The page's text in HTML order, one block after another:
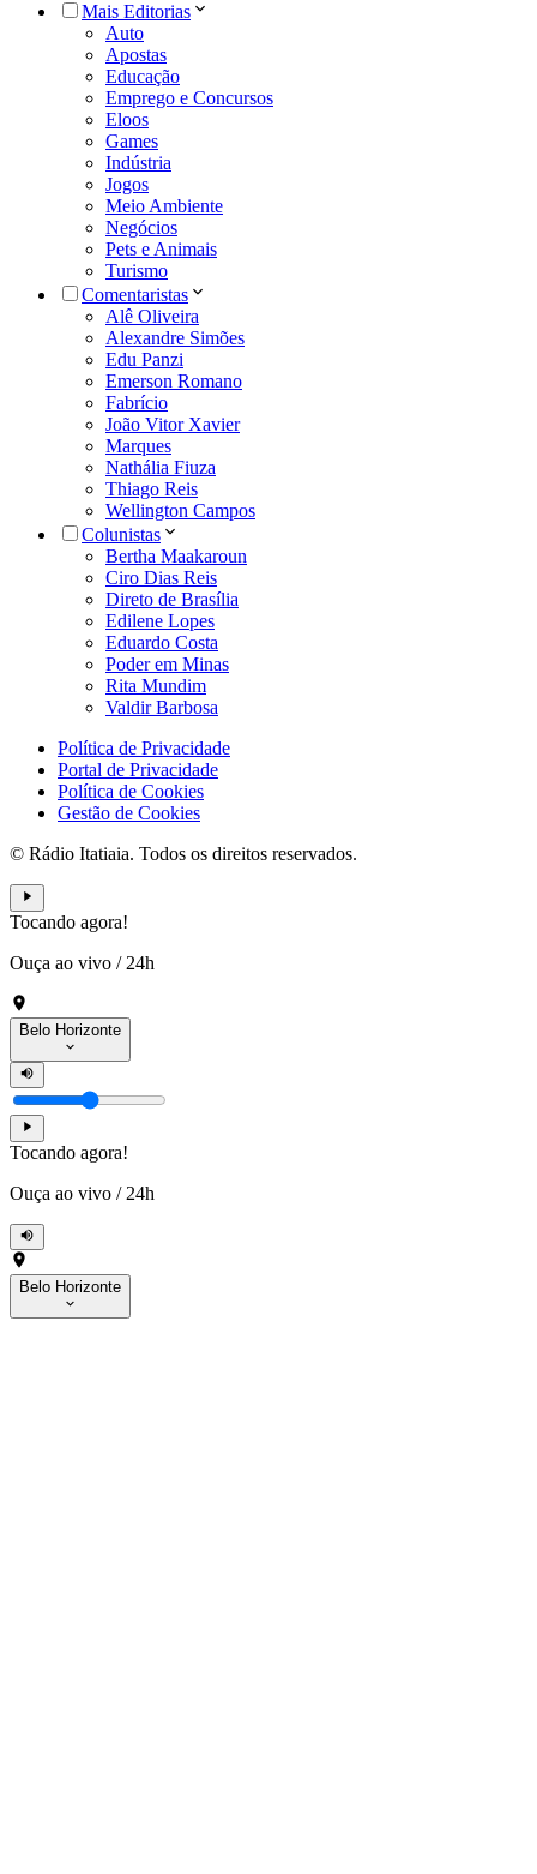
Mais Editorias
Auto
Apostas
Educação
Emprego e Concursos
Eloos
Games
Indústria
Jogos
Meio Ambiente
Negócios
Pets e Animais
Turismo
Comentaristas
Alê Oliveira
Alexandre Simões
Edu Panzi
Emerson Romano
Fabrício
João Vitor Xavier
Marques
Nathália Fiuza
Thiago Reis
Wellington Campos
Colunistas
Bertha Maakaroun
Ciro Dias Reis
Direto de Brasília
Edilene Lopes
Eduardo Costa
Poder em Minas
Rita Mundim
Valdir Barbosa
Política de Privacidade
Portal de Privacidade
Política de Cookies
Gestão de Cookies
© Rádio Itatiaia. Todos os direitos reservados.
Tocando agora!
Ouça ao vivo / 24h
Belo Horizonte
Tocando agora!
Ouça ao vivo / 24h
Belo Horizonte